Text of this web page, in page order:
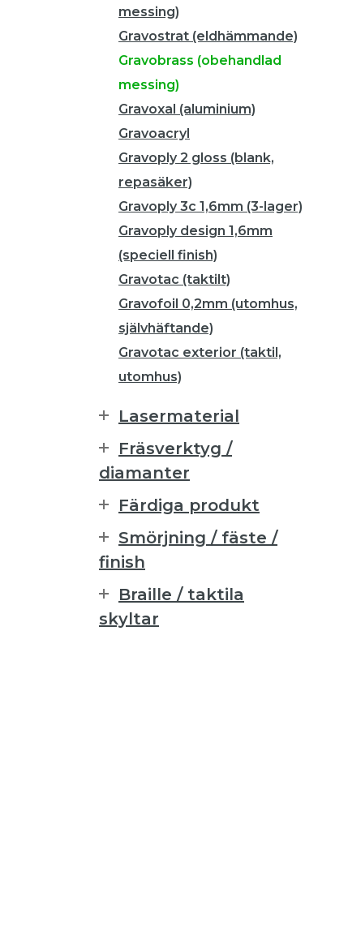
messing)
Gravostrat (eldhämmande)
Gravobrass (obehandlad
messing)
Gravoxal (aluminium)
Gravoacryl
Gravoply 2 gloss (blank,
repasäker)
Gravoply 3c 1,6mm (3-lager)
Gravoply design 1,6mm
(speciell finish)
Gravotac (taktilt)
Gravofoil 0,2mm (utomhus,
självhäftande)
Gravotac exterior (taktil,
utomhus)
Lasermaterial
Fräsverktyg /
diamanter
Färdiga produkt
Smörjning / fäste /
finish
Braille / taktila
skyltar